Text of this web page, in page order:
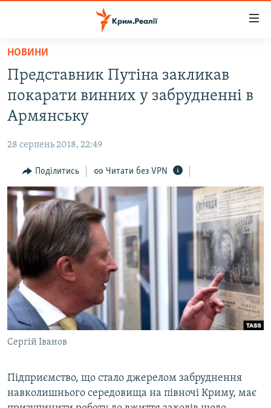
Перейти
основного
матеріалу
Перейти
до
основної
навігації
Перейти
до
пошуку
ВОДА.КРИМ
ВІДЕО ТА ФОТО
БЛОГИ
ПОГЛЯД
ІНТЕРВ'Ю
ВСЕ ЗА ДЕНЬ
СПЕЦПРОЕКТИ
ДЕПОРТАЦІЯ
ВІДЕОУРОКИ «ELIFBE»
СВІДЧЕННЯ ОКУПАЦІЇ
УКРАЇНСЬКА ПРОБЛЕМА КРИМУ
ІНФОГРАФІКА
ЯК ОБІЙТИ БЛОКУВАННЯ
Русский
Qırımtatar
ДОЛУЧАЙСЯ!
Усі сайти RFE/RL
НОВИНИ
Представник Путіна закликав
покарати винних у забрудненні в
Армянську
28 серпень 2018, 22:49
Поділитись Читати без VPN
Сергій Іванов
Підприємство, що стало джерелом забруднення
навколишнього середовища на півночі Криму, має